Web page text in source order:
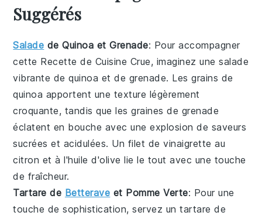
Suggérés
Salade de Quinoa et Grenade: Pour accompagner
cette Recette de Cuisine Crue, imaginez unesalade
vibrante dequinoa et de grenade. Les grains de
quinoa apportent une texture légèrement
croquante, tandis que lesgraines de grenade
éclatent en bouche avec une explosion de saveurs
sucrées et acidulées. Un filet devinaigrette au
citron et à l'huile d'olive lie le tout avec une touche
de fraîcheur.
Tartare de Betterave et Pomme Verte: Pour une
touche de sophistication, servez untartare de